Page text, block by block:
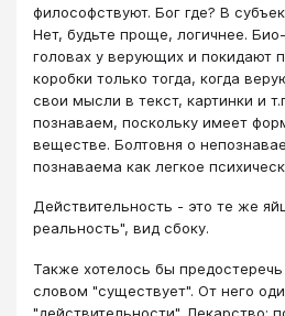
философствуют. Бог где? В
Нет, будьте проще, логичнее.
головах у верующих и покидают
коробки только тогда, когда
свои мысли в текст, картинки и
познаваем, поскольку имеет
веществе. Болтовня о
познаваема как легкое
Действительность - это те же
реальность", вид сбоку.
Также хотелось бы предостеречь
словом "существует". От него
"действительности". Лекарство: